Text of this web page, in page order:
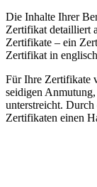
Die Inhalte Ihrer
Zertifikat detailliert
Zertifikate – ein
Zertifikat in
Für Ihre Zertifikate
seidigen
unterstreicht.
Zertifikaten einen